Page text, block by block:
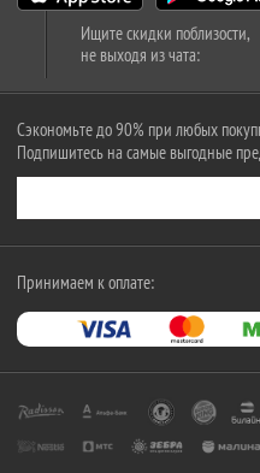
Ищите скидки поблизости,
не выходя из чата:
Сэкономьте до 90% при любых
Подпишитесь на самые выгодные
Принимаем к оплате: